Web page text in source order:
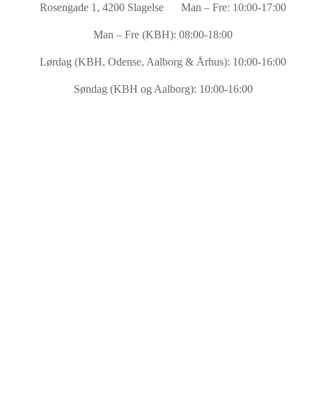
Rosengade 1, 4200 Slagelse Man – Fre: 10:00-17:00
Man – Fre (KBH): 08:00-18:00
Lørdag (KBH, Odense, Aalborg & Århus): 10:00-16:00
Søndag (KBH og Aalborg): 10:00-16:00